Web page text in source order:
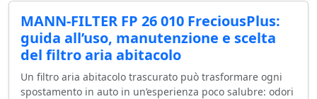
MANN-FILTER FP 26 010 FreciousPlus:
guida all’uso, manutenzione e scelta
del filtro aria abitacolo
Un filtro aria abitacolo trascurato può trasformare ogni
spostamento in auto in un’esperienza poco salubre: odori